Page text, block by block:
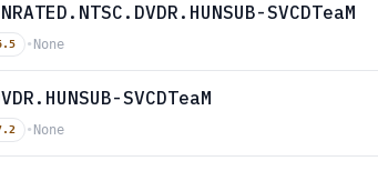
SVCDTeaM
• None
SVCDTeaM
• None